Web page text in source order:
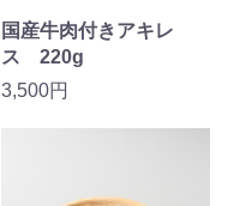
国産牛肉付きアキレ
ス 220g
3,500円